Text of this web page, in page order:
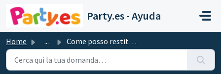
Salta al contenuto principale
Party.es - Ayuda
Home ... Come posso restituire il mio ordine?